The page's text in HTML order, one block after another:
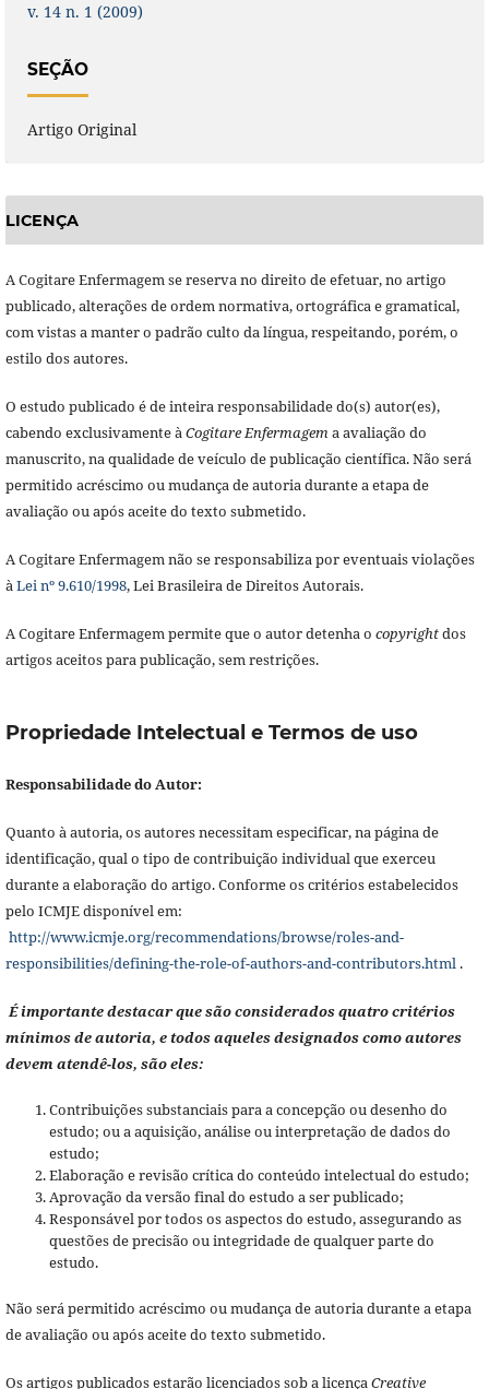
v. 14 n. 1 (2009)
SEÇÃO
Artigo Original
LICENÇA
A Cogitare Enfermagem se reserva no direito de efetuar, no artigo
publicado, alterações de ordem normativa, ortográfica e gramatical,
com vistas a manter o padrão culto da língua, respeitando, porém, o
estilo dos autores.
O estudo publicado é de inteira responsabilidade do(s) autor(es),
cabendo exclusivamente àCogitare Enfermagema avaliação do
manuscrito, na qualidade de veículo de publicação científica. Não será
permitido acréscimo ou mudança de autoria durante a etapa de
avaliação ou após aceite do texto submetido.
A Cogitare Enfermagem não se responsabiliza por eventuais violações
àLei nº 9.610/1998, Lei Brasileira de Direitos Autorais.
A Cogitare Enfermagem permite que o autor detenha o copyrightdos
artigos aceitos para publicação, sem restrições.
Propriedade Intelectual e Termos de uso
Responsabilidade do Autor:
Quanto à autoria, os autores necessitam especificar, na página de
identificação, qual o tipo de contribuição individual que exerceu
durante a elaboração do artigo. Conforme os critérios estabelecidos
pelo ICMJE disponível em:
http://www.icmje.org/recommendations/browse/roles-and-
responsibilities/defining-the-role-of-authors-and-contributors.html.
É importante destacar que são considerados quatro critérios
mínimos de autoria, e todos aqueles designados como autores
devem atendê-los, são eles:
Contribuições substanciais para a concepção ou desenho do
estudo; ou a aquisição, análise ou interpretação de dados do
estudo;
Elaboração e revisão crítica do conteúdo intelectual do estudo;
Aprovação da versão final do estudo a ser publicado;
Responsável por todos os aspectos do estudo, assegurando as
questões de precisão ou integridade de qualquer parte do
estudo.
Não será permitido acréscimo ou mudança de autoria durante a etapa
de avaliação ou após aceite do texto submetido.
Os artigos publicados estarão licenciados sob a licençaCreative